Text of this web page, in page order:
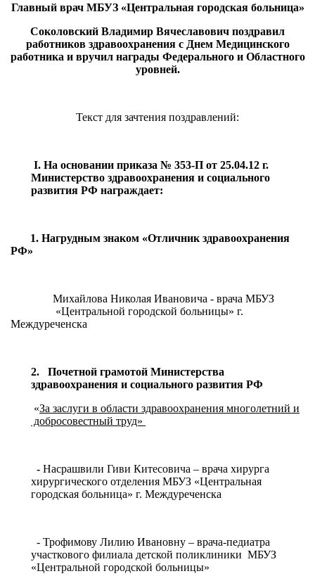
Главный врач МБУЗ «Центральная городская больница»
Соколовский Владимир Вячеславович поздравил
работников здравоохранения с Днем Медицинского
работника и вручил награды Федерального и Областного
уровней.
Текст для зачтения поздравлений:
I. На основании приказа № 353-П от 25.04.12 г.
Министерство здравоохранения и социального
развития РФ награждает:
1. Нагрудным знаком «Отличник здравоохранения
РФ»
Михайлова Николая Ивановича - врача МБУЗ
«Центральной городской больницы» г.
Междуреченска
2. Почетной грамотой Министерства
здравоохранения и социального развития РФ
«За заслуги в области здравоохранения многолетний и
добросовестный труд»
- Насрашвили Гиви Китесовича – врача хирурга
хирургического отделения МБУЗ «Центральная
городская больница» г. Междуреченска
- Трофимову Лилию Ивановну – врача-педиатра
участкового филиала детской поликлиники МБУЗ
«Центральной городской больницы»